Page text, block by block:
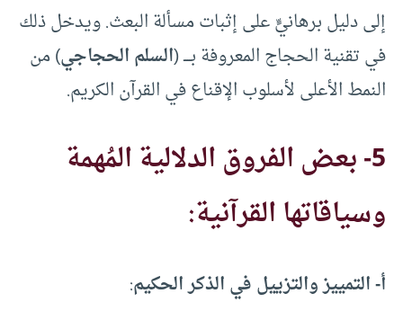
إلى دليل برهانيٍّ على إثبات مسألة البعث. ويدخل ذلك
في تقنية الحجاج المعروفة بــــ (السلم الحجاجي) من
النمط الأعلى لأسلوب الإقناع في القرآن الكريم.
5- بعض الفروق الدلالية المُهمة
وسياقاتها القرآنية:
أ- التمييز والتزييل في الذكر الحكيم: